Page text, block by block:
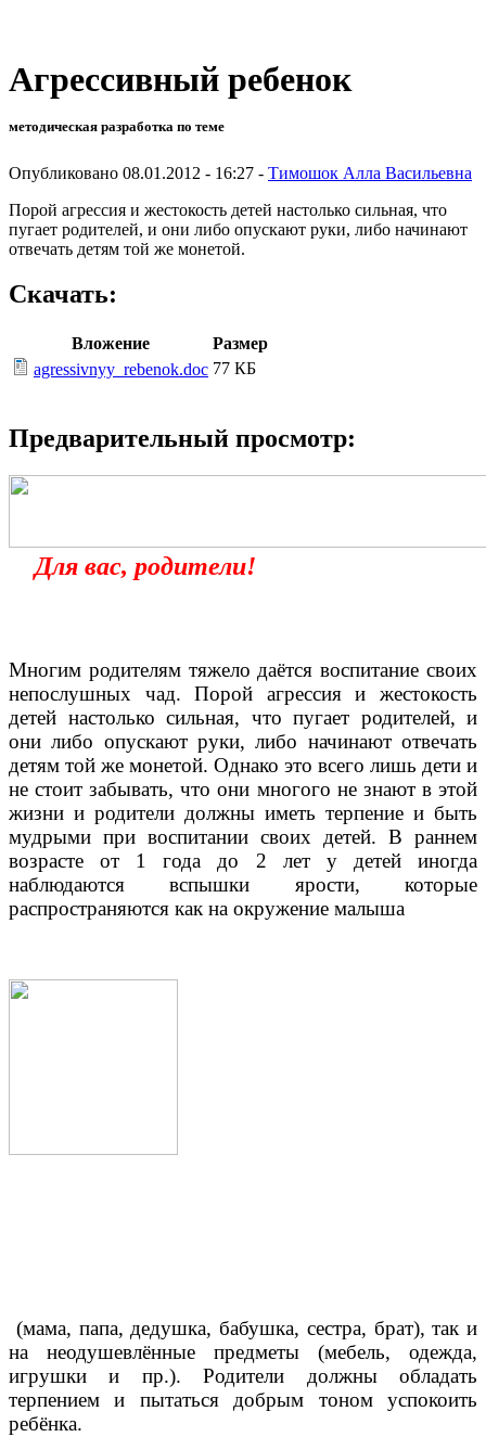
Агрессивный ребенок
методическая разработка по теме
Опубликовано 08.01.2012 - 16:27 - Тимошок Алла Васильевна
Порой агрессия и жестокость детей настолько сильная, что
пугает родителей, и они либо опускают руки, либо начинают
отвечать детям той же монетой.
Скачать:
Вложение
Размер
agressivnyy_rebenok.doc 77 КБ
Предварительный просмотр:
Для вас, родители!
Многим родителям тяжело даётся воспитание своих
непослушных чад. Порой агрессия и жестокость
детей настолько сильная, что пугает родителей, и
они либо опускают руки, либо начинают отвечать
детям той же монетой. Однако это всего лишь дети и
не стоит забывать, что они многого не знают в этой
жизни и родители должны иметь терпение и быть
мудрыми при воспитании своих детей. В раннем
возрасте от 1 года до 2 лет у детей иногда
наблюдаются вспышки ярости, которые
распространяются как на окружение малыша
(мама, папа, дедушка, бабушка, сестра, брат), так и
на неодушевлённые предметы (мебель, одежда,
игрушки и пр.). Родители должны обладать
терпением и пытаться добрым тоном успокоить
ребёнка.